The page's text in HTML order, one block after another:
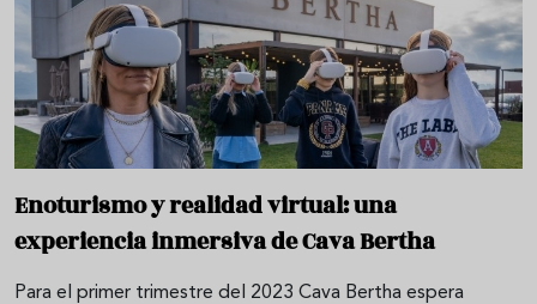
Enoturismo y realidad virtual: una
experiencia inmersiva de Cava Bertha
Para el primer trimestre del 2023 Cava Bertha espera